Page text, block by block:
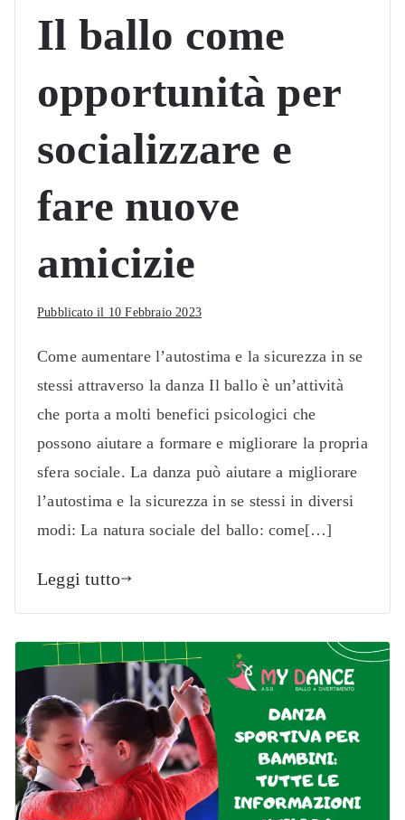
Il ballo come
opportunità per
socializzare e
fare nuove
amicizie
Pubblicato il 10 Febbraio 2023
Come aumentare l’autostima e la sicurezza in se
stessi attraverso la danza Il ballo è un’attività
che porta a molti benefici psicologici che
possono aiutare a formare e migliorare la propria
sfera sociale. La danza può aiutare a migliorare
l’autostima e la sicurezza in se stessi in diversi
modi: La natura sociale del ballo: come[…]
Leggi tutto